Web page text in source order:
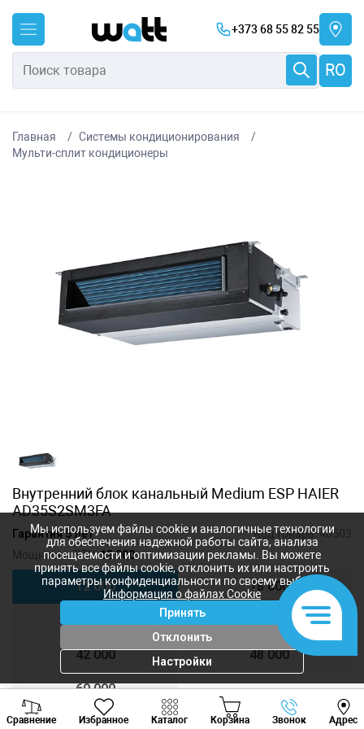
+373 68 55 82 55
RO
Главная
Системы кондиционирования
Мульти-сплит кондиционеры
Внутренний блок канальный Medium ESP HAIER
AD35S2SM3FA
Гарантия 5 лет Код товара:40503
Мощность, BTU:12 000
12 000 18 000
42 000 48 000
60 000
Сравнение Избранное Каталог Корзина Звонок Адрес
Viber Whatsapp
Мы используем файлы cookie и аналогичные технологии
для обеспечения надежной работы сайта, анализа
посещаемости и оптимизации рекламы. Вы можете
принять все файлы cookie, отклонить их или настроить
параметры конфиденциальности по своему выбору.
Информация о файлах Cookie
Принять
Отклонить
Настройки